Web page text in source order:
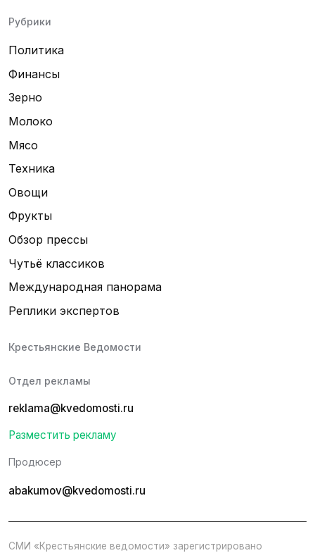
Рубрики
Политика
Финансы
Зерно
Молоко
Мясо
Техника
Овощи
Фрукты
Обзор прессы
Чутьё классиков
Международная панорама
Реплики экспертов
Крестьянские Ведомости
Отдел рекламы
reklama@kvedomosti.ru
Разместить рекламу
Продюсер
abakumov@kvedomosti.ru
СМИ «Крестьянские ведомости» зарегистрировано